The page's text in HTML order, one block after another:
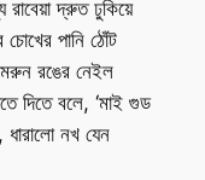
দ্রুত ঢুকিয়ে
পানি ঠোঁট
রঙের নেইল
দিতে বলে, ‘মাই গুড
ধারালো নখ যেন